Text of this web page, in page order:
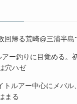
回帰る荒崎@三浦半島
ー釣りに目覚める。
穴ハゼ
ルアー中心にメバル
まる